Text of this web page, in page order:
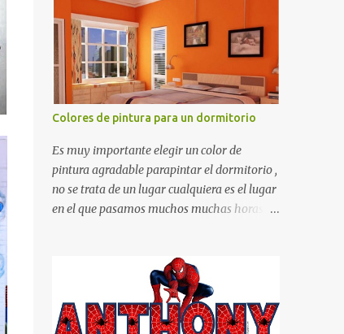
de cosas como ser recortes para tareas
escolares, para hacer juegos infantiles
matemáticos, para decorar los cumpleaños
de los niños, entre otras cosas.
Colores de pintura para un dormitorio
Es muy importante elegir un color de
pintura agradable parapintar el dormitorio ,
no se trata de un lugar cualquiera es el lugar
en el que pasamos muchos muchas horas y
de un lugar propio que utilizamos todos los
días y por ende debemos tratar de que éste
sea un lugar muy agradable y cómodo y
también para nuestra vista. Te mostramos